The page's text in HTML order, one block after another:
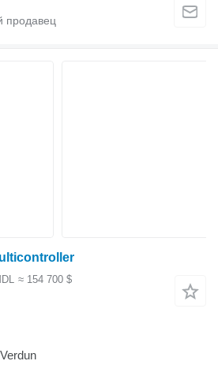
≈ 154 700 $